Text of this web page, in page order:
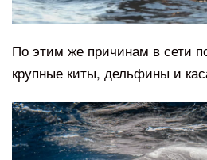
По этим же причинам в сети
крупные киты, дельфины и